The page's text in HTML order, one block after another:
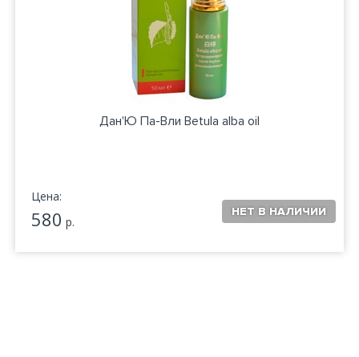
Дан'Ю Па-Вли Betula alba oil
Цена:
580 р.